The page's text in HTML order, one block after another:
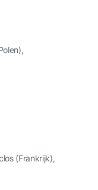
(Frankrijk),